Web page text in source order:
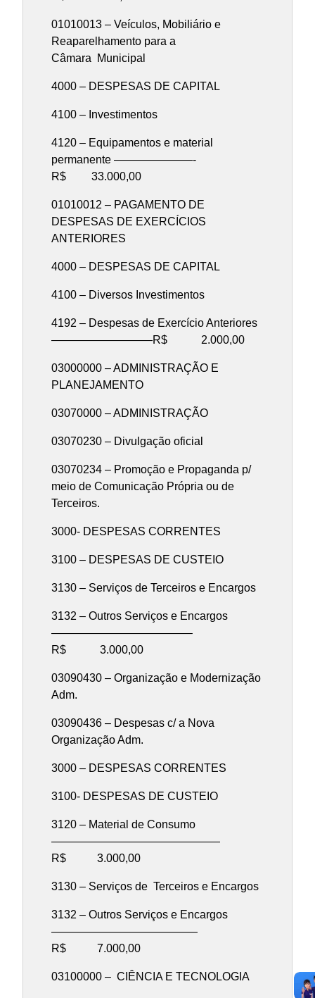
01010013 – Veículos, Mobiliário e
Reaparelhamento para a
Câmara Municipal
4000 – DESPESAS DE CAPITAL
4100 – Investimentos
4120 – Equipamentos e material
permanente ———————-
R$ 33.000,00
01010012 – PAGAMENTO DE
DESPESAS DE EXERCÍCIOS
ANTERIORES
4000 – DESPESAS DE CAPITAL
4100 – Diversos Investimentos
4192 – Despesas de Exercício Anteriores
—————————R$ 2.000,00
03000000 – ADMINISTRAÇÃO E
PLANEJAMENTO
03070000 – ADMINISTRAÇÃO
03070230 – Divulgação oficial
03070234 – Promoção e Propaganda p/
meio de Comunicação Própria ou de
Terceiros.
3000- DESPESAS CORRENTES
3100 – DESPESAS DE CUSTEIO
3130 – Serviços de Terceiros e Encargos
3132 – Outros Serviços e Encargos
————————————–
R$ 3.000,00
03090430 – Organização e Modernização
Adm.
03090436 – Despesas c/ a Nova
Organização Adm.
3000 – DESPESAS CORRENTES
3100- DESPESAS DE CUSTEIO
3120 – Material de Consumo
———————————————
R$ 3.000,00
3130 – Serviços de Terceiros e Encargos
3132 – Outros Serviços e Encargos
—————————————
R$ 7.000,00
03100000 – CIÊNCIA E TECNOLOGIA